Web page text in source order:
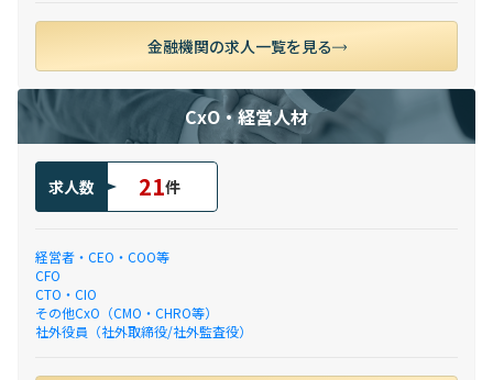
金融機関の求人一覧を見る
CxO・経営人材
求人数 21件
経営者・CEO・COO等
CFO
CTO・CIO
その他CxO（CMO・CHRO等）
社外役員（社外取締役/社外監査役）